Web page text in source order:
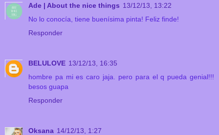
Ade | About the nice things 13/12/13, 13:22
No lo conocía, tiene buenísima pinta! Feliz finde!
Responder
BELULOVE 13/12/13, 16:35
hombre pa mi es caro jaja. pero para el q pueda genial!!!
besos guapa
Responder
Oksana 14/12/13, 1:27